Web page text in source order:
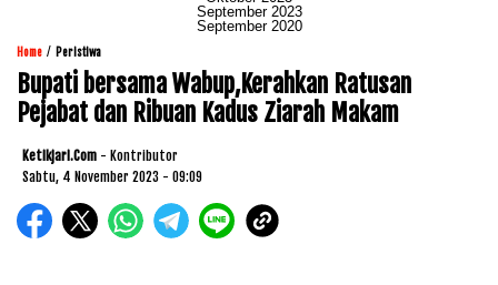
September 2023
September 2020
Home / Peristiwa
Bupati bersama Wabup,Kerahkan Ratusan
Pejabat dan Ribuan Kadus Ziarah Makam
Ketikjari.com - Kontributor
Sabtu, 4 November 2023 - 09:09